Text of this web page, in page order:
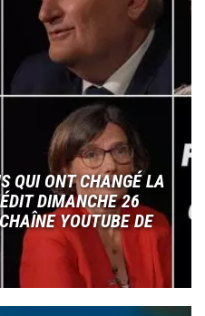
QUI ONT CHANGÉ LA
DIMANCHE 26
YOUTUBE DE